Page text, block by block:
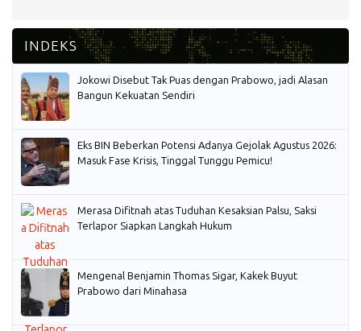
Jokowi Disebut Tak Puas dengan Prabowo, jadi Alasan
Bangun Kekuatan Sendiri
Eks BIN Beberkan Potensi Adanya Gejolak Agustus 2026:
Masuk Fase Krisis, Tinggal Tunggu Pemicu!
Merasa Difitnah atas Tuduhan Kesaksian Palsu, Saksi
Terlapor Siapkan Langkah Hukum
Mengenal Benjamin Thomas Sigar, Kakek Buyut
Prabowo dari Minahasa